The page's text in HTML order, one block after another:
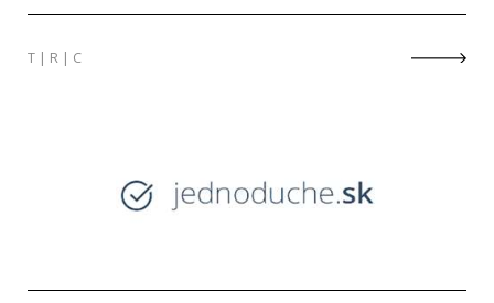
T | R | C